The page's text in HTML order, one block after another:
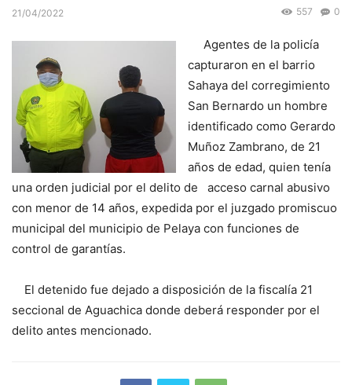
21/04/2022 0
557
Agentes de la policía
capturaron en el barrio
Sahaya del corregimiento
San Bernardo un hombre
identificado como Gerardo
Muñoz Zambrano, de 21
años de edad, quien tenía
una orden judicial por el delito de acceso carnal abusivo
con menor de 14 años, expedida por el juzgado promiscuo
municipal del municipio de Pelaya con funciones de
control de garantías.
El detenido fue dejado a disposición de la fiscalía 21
seccional de Aguachica donde deberá responder por el
delito antes mencionado.